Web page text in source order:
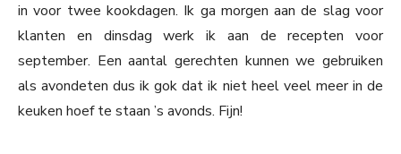
in voor twee kookdagen. Ik ga morgen aan de slag voor
klanten en dinsdag werk ik aan de recepten voor
september. Een aantal gerechten kunnen we gebruiken
als avondeten dus ik gok dat ik niet heel veel meer in de
keuken hoef te staan ’s avonds. Fijn!